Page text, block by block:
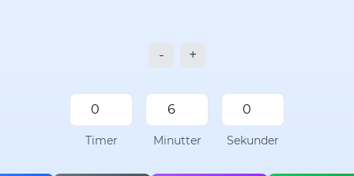
- +
Timer Minutter Sekunder